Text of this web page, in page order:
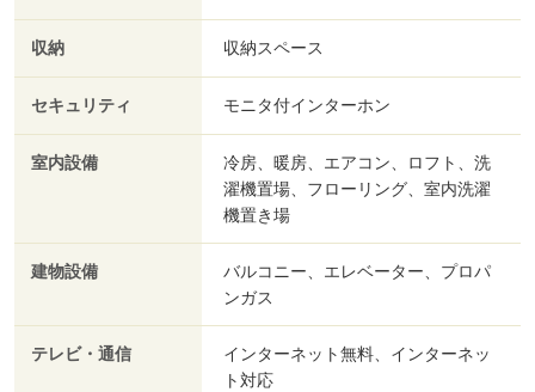
収納 収納スペース
セキュリティ モニタ付インターホン
室内設備
冷房、暖房、エアコン、ロフト、洗
濯機置場、フローリング、室内洗濯
機置き場
建物設備
バルコニー、エレベーター、プロパ
ンガス
テレビ・通信
インターネット無料、インターネッ
ト対応